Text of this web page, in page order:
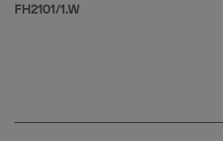
FH2101/1.W